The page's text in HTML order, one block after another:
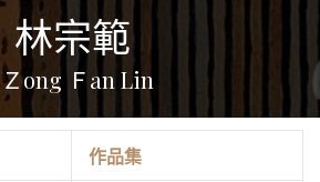
林宗範
Ｚong Ｆan Lin
作品集